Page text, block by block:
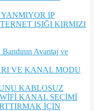
IP
IŞIĞI KIRMIZI
Avantaj ve
VE KANAL MODU
KABLOSUZ
KANAL SEÇİMİ
İÇİN